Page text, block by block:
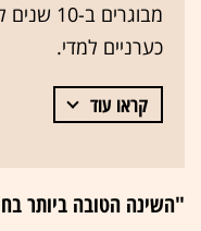
כערניים למדי.
קראו עוד
"השינה הטובה ביותר